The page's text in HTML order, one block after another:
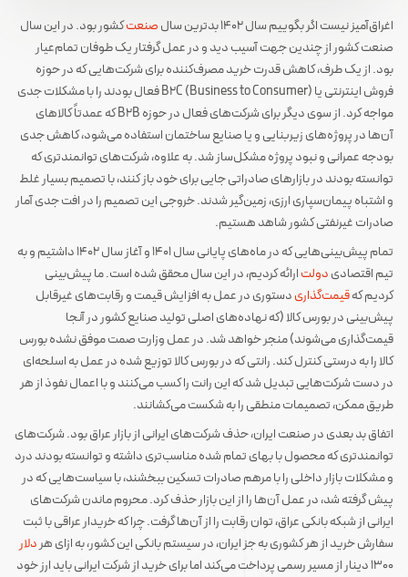
اغراق‌آمیز نیست اگر بگوییم سال 1402 بدترین سال صنعتکشور بود. در این سال
صنعت کشور از چندین جهت آسیب دید و در عمل گرفتار یک طوفان تمام‌عیار
بود. از یک طرف، کاهش قدرت خرید مصرف‌کننده برای شرکت‌هایی که در حوزه
فروش اینترنتی یا B2C (Business to Consumer) فعال بودند را با مشکلات جدی
مواجه کرد. از سوی دیگر برای شرکت‌های فعال در حوزه B2B که عمدتاً کالاهای
آن‌ها در پروژه‌های زیربنایی و یا صنایع ساختمان استفاده می‌شود، کاهش جدی
بودجه عمرانی و نبود پروژه مشکل‌ساز شد. به علاوه، شرکت‌های توانمندتری که
توانسته بودند در بازارهای صادراتی جایی برای خود باز کنند، با تصمیم بسیار غلط
و اشتباه پیمان‌سپاری ارزی، زمین‌گیر شدند. خروجی این تصمیم را در افت جدی آمار
صادرات غیرنفتی کشور شاهد هستیم.
تمام پیش‌بینی‌هایی که در ماه‌های پایانی سال 1401 و آغاز سال 1402 داشتیم و به
تیم اقتصادیدولتارائه کردیم، در این سال محقق شده است. ما پیش‌بینی
کردیم کهقیمت‌گذاریدستوری در عمل به افزایش قیمت و رقابت‌های غیرقابل
پیش‌بینی در بورس کالا (که نهاده‌های اصلی تولید صنایع کشور در آنجا
قیمت‌گذاری می‌شوند) منجر خواهد شد. در عمل وزارت صمت موفق نشده بورس
کالا را به درستی کنترل کند. رانتی که در بورس کالا توزیع شده در عمل به اسلحه‌ای
در دست شرکت‌هایی تبدیل شد که این رانت را کسب می‌کنند و با اعمال نفوذ از هر
طریق ممکن، تصمیمات منطقی را به شکست می‌کشانند.
اتفاق بد بعدی در صنعت ایران، حذف شرکت‌های ایرانی از بازار عراق بود. شرکت‌های
توانمندتری که محصول با بهای تمام شده مناسب‌تری داشته و توانسته بودند درد
و مشکلات بازار داخلی را با مرهم صادرات تسکین ببخشند، با سیاست‌هایی که در
پیش گرفته شد، در عمل آن‌ها را از این بازار حذف کرد. محروم ماندن شرکت‌های
ایرانی از شبکه بانکی عراق، توان رقابت را از آن‌ها گرفت. چرا که خریدار عراقی با ثبت
سفارش خرید از هر کشوری به جز ایران، در سیستم بانکی این کشور، به ازای هردلار
1300 دینار از مسیر رسمی پرداخت می‌کند اما برای خرید از شرکت ایرانی باید ارز خود